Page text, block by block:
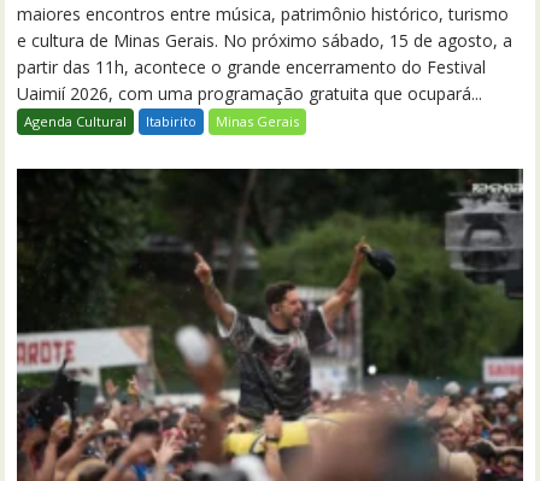
maiores encontros entre música, patrimônio histórico, turismo
e cultura de Minas Gerais. No próximo sábado, 15 de agosto, a
partir das 11h, acontece o grande encerramento do Festival
Uaimií 2026, com uma programação gratuita que ocupará...
Agenda Cultural Itabirito Minas Gerais